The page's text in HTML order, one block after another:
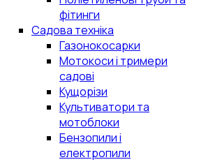
фітинги
Садова техніка
Газонокосарки
Мотокоси і тримери
садові
Кущорізи
Культиватори та
мотоблоки
Бензопили і
електропили